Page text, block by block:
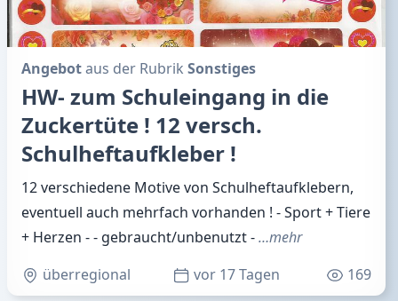
Angebotaus der Rubrik Sonstiges
HW- zum Schuleingang in die
Zuckertüte ! 12 versch.
Schulheftaufkleber !
12 verschiedene Motive von Schulheftaufklebern,
eventuell auch mehrfach vorhanden ! - Sport + Tiere
+ Herzen - - gebraucht/unbenutzt -…mehr
überregional
vor 17 Tagen 169